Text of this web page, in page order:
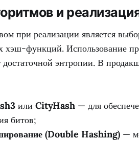
и
при реализации является
хэш-функций. Использование
достаточной энтропии. В
или CityHash — для
битов;
(Double Hashing) —